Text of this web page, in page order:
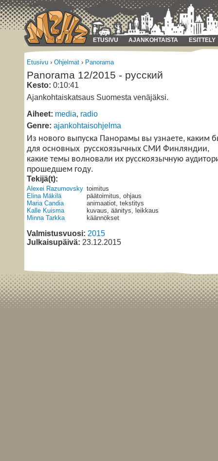
ETUSIVU AJANKOHTAISTA ESITTELY
Etusivu › Ohjelmat › Panorama
Panorama 12/2015 - русский
Kesto: 0:10:41
Ajankohtaiskatsaus Suomesta venäjäksi.
Aiheet: media, radio
Genre: ajankohtaisohjelma
Из нового выпуска Панорамы вы узнаете, каким
для основных русскоязычных СМИ Финляндии,
какие темы волновали их русскоязычную
прошедшем году.
Tekijä(t):
Alexei Razumovsky
Elina Mäkilä
Maria Candia
Kalle Kuisma
Minna Tarkka
toimitus
päätoimitus, ohjaus
animaatiot, tekstitys
kuvaus, äänitys, leikkaus
käännökset
Valmistusvuosi: 2015
Julkaisupäivä: 23.12.2015